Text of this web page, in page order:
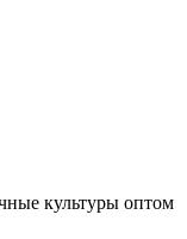
культуры оптом